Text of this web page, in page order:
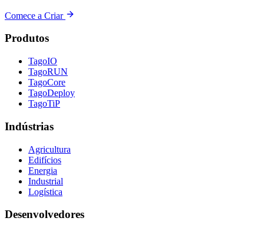
Comece a Criar
Produtos
TagoIO
TagoRUN
TagoCore
TagoDeploy
TagoTiP
Indústrias
Agricultura
Edifícios
Energia
Industrial
Logística
Desenvolvedores